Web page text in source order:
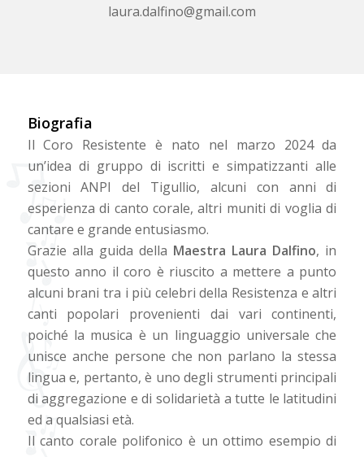
laura.dalfino@gmail.com
Biografia
Il Coro Resistente è nato nel marzo 2024 da
un’idea di gruppo di iscritti e simpatizzanti alle
sezioni ANPI del Tigullio, alcuni con anni di
esperienza di canto corale, altri muniti di voglia di
cantare e grande entusiasmo.
Grazie alla guida della Maestra Laura Dalfino, in
questo anno il coro è riuscito a mettere a punto
alcuni brani tra i più celebri della Resistenza e altri
canti popolari provenienti dai vari continenti,
poiché la musica è un linguaggio universale che
unisce anche persone che non parlano la stessa
lingua e, pertanto, è uno degli strumenti principali
di aggregazione e di solidarietà a tutte le latitudini
ed a qualsiasi età.
Il canto corale polifonico è un ottimo esempio di